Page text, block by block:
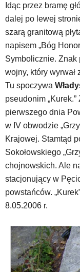
osadzane
w
formie
ramek.
Elementy
te
obsługiwane
są
za
pomocą
klawiszy
strzałek
lub
odpowiadających
skrótów
klawiaturowych
czytniku
mogą
być
wyposażone
dedykowane
Idąc przez bramę
dalej po lewej
szarą granitową
napisem „Bóg
Symbolicznie. Znak
wojny, który
Tu spoczywa
pseudonim
pierwszego dnia
w IV obwodzie
Krajowej. Stamtąd
Sokołowskiego
chojnowskich. Ale
stacjonujący w
powstańców.
8.05.2006 r.